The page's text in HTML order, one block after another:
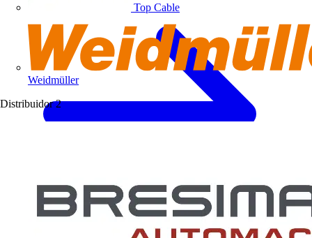
Top Cable
Weidmüller
Distribuidor 2